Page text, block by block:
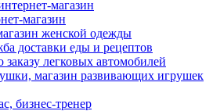
магазин
магазин
женской одежды
доставки еды и рецептов
легковых автомобилей
магазин развивающих игрушек
бизнес-тренер